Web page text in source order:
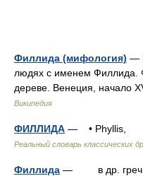
Филлида (мифология) —
людях с именем Филлида.
дереве. Венеция, начало
Википедия
ФИЛЛИДА — • Phyllis,
Реальный словарь классических
Филлида — в др. греч.